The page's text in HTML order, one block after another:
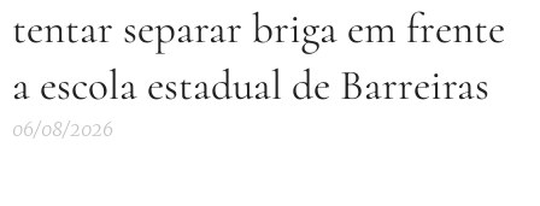
tentar separar briga em frente
a escola estadual de Barreiras
06/08/2026